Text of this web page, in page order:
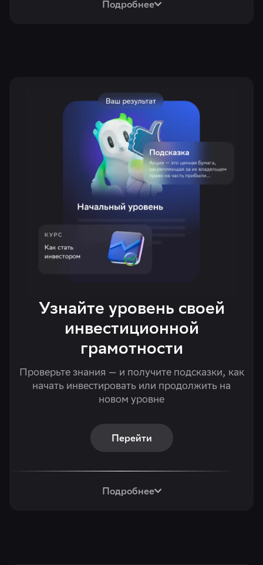
Понимание механизмов страхования
вкладов, защиты прав потребителей,
безопасности операций
Алгоритмы использования
финансовых услуг, выбора
кредитных и страховых компаний,
определения признаков
мошенничества
Ответственность, доверие
финансовым компаниям, склонность
Подробнее
Узнайте уровень своей
инвестиционной
грамотности
Проверьте знания — и получите подсказки, как
начать инвестировать или продолжить на
новом уровне
Перейти
Подробнее